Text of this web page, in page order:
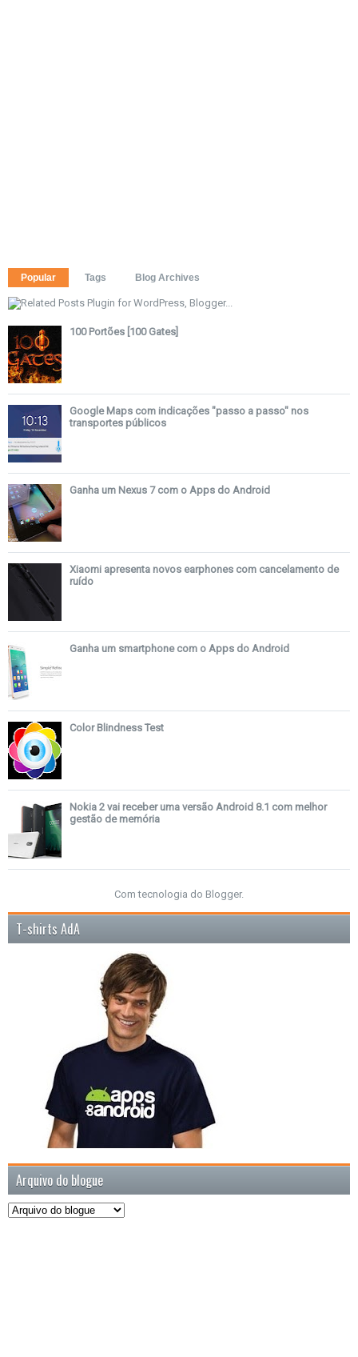
Popular Tags Blog Archives
100 Portões [100 Gates]
Google Maps com indicações "passo a passo" nos
transportes públicos
Ganha um Nexus 7 com o Apps do Android
Xiaomi apresenta novos earphones com cancelamento de
ruído
Ganha um smartphone com o Apps do Android
Color Blindness Test
Nokia 2 vai receber uma versão Android 8.1 com melhor
gestão de memória
Com tecnologia do Blogger.
T-shirts AdA
Arquivo do blogue